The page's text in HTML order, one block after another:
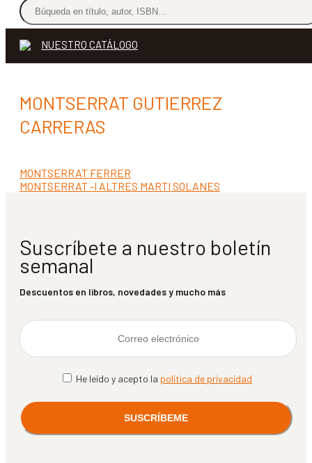
NUESTRO CATÁLOGO
MONTSERRAT GUTIERREZ
CARRERAS
Navegación
de
Anterior:
MONTSERRAT FERRER
Siguiente:
MONTSERRAT -I ALTRES MARTI SOLANES
Suscríbete a nuestro boletín
semanal
Descuentos en libros, novedades y mucho más
He leído y acepto la política de privacidad